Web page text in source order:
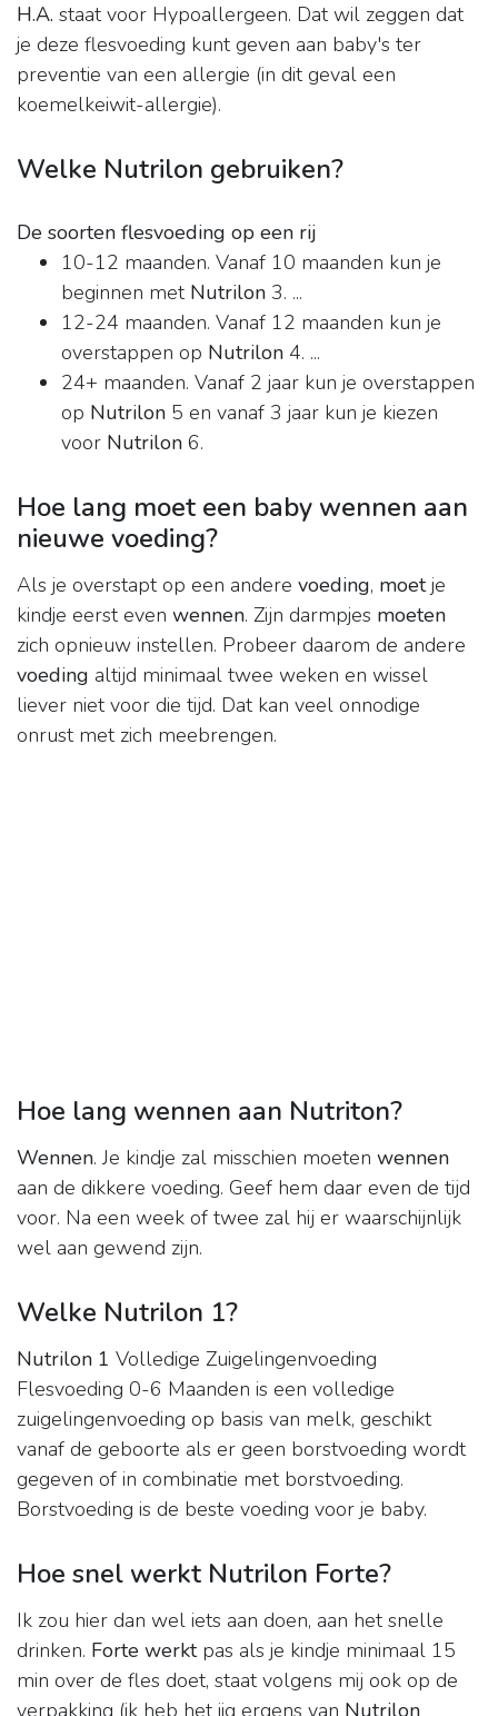
H.A. staat voor Hypoallergeen. Dat wil zeggen dat
je deze flesvoeding kunt geven aan baby's ter
preventie van een allergie (in dit geval een
koemelkeiwit-allergie).
Welke Nutrilon gebruiken?
De soorten flesvoeding op een rij
10-12 maanden. Vanaf 10 maanden kun je
beginnen met Nutrilon 3. ...
12-24 maanden. Vanaf 12 maanden kun je
overstappen op Nutrilon 4. ...
24+ maanden. Vanaf 2 jaar kun je overstappen
op Nutrilon 5 en vanaf 3 jaar kun je kiezen
voor Nutrilon 6.
Hoe lang moet een baby wennen aan
nieuwe voeding?
Als je overstapt op een andere voeding, moetje
kindje eerst even wennen. Zijn darmpjes moeten
zich opnieuw instellen. Probeer daarom de andere
voeding altijd minimaal twee weken en wissel
liever niet voor die tijd. Dat kan veel onnodige
onrust met zich meebrengen.
Hoe lang wennen aan Nutriton?
Wennen. Je kindje zal misschien moeten wennen
aan de dikkere voeding. Geef hem daar even de tijd
voor. Na een week of twee zal hij er waarschijnlijk
wel aan gewend zijn.
Welke Nutrilon 1?
Nutrilon 1 Volledige Zuigelingenvoeding
Flesvoeding 0-6 Maanden is een volledige
zuigelingenvoeding op basis van melk, geschikt
vanaf de geboorte als er geen borstvoeding wordt
gegeven of in combinatie met borstvoeding.
Borstvoeding is de beste voeding voor je baby.
Hoe snel werkt Nutrilon Forte?
Ik zou hier dan wel iets aan doen, aan het snelle
drinken. Forte werktpas als je kindje minimaal 15
min over de fles doet, staat volgens mij ook op de
verpakking (ik heb het iig ergens van Nutrilon